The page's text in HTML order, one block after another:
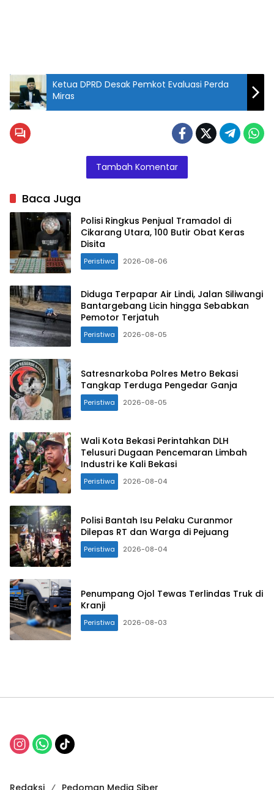
Ketua DPRD Desak Pemkot Evaluasi Perda
Miras
Tambah Komentar
Baca Juga
Polisi Ringkus Penjual Tramadol di
Cikarang Utara, 100 Butir Obat Keras
Disita
Peristiwa 2026-08-06
Diduga Terpapar Air Lindi, Jalan Siliwangi
Bantargebang Licin hingga Sebabkan
Pemotor Terjatuh
Peristiwa 2026-08-05
Satresnarkoba Polres Metro Bekasi
Tangkap Terduga Pengedar Ganja
Peristiwa 2026-08-05
Wali Kota Bekasi Perintahkan DLH
Telusuri Dugaan Pencemaran Limbah
Industri ke Kali Bekasi
Peristiwa 2026-08-04
Polisi Bantah Isu Pelaku Curanmor
Dilepas RT dan Warga di Pejuang
Peristiwa 2026-08-04
Penumpang Ojol Tewas Terlindas Truk di
Kranji
Peristiwa 2026-08-03
Redaksi Pedoman Media Siber